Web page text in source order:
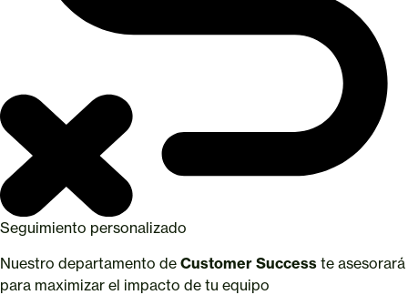
Seguimiento personalizado
Nuestro departamento de Customer Success te asesorará
para maximizar el impacto de tu equipo